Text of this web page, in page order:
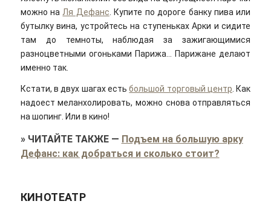
можно наЛя Дефанс. Купите по дороге банку пива или
бутылку вина, устройтесь на ступеньках Арки и сидите
там до темноты, наблюдая за зажигающимися
разноцветными огоньками Парижа… Парижане делают
именно так.
Кстати, в двух шагах естьбольшой торговый центр. Как
надоест меланхолировать, можно снова отправляться
на шопинг. Или в кино!
» ЧИТАЙТЕ ТАКЖЕ— Подъем на большую арку
Дефанс: как добраться и сколько стоит?
КИНОТЕАТР